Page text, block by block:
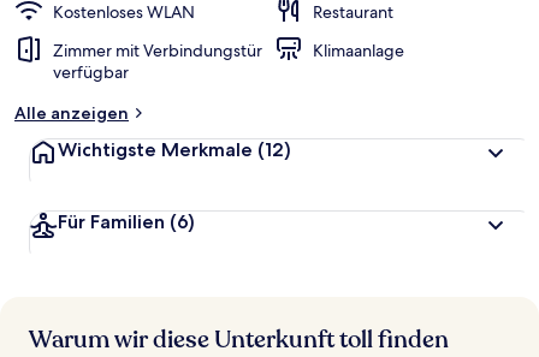
Kostenloses WLAN
Restaurant
Zimmer mit Verbindungstür
verfügbar
Klimaanlage
Alle anzeigen
Wichtigste Merkmale (12)
Für Familien (6)
Warum wir diese Unterkunft toll finden